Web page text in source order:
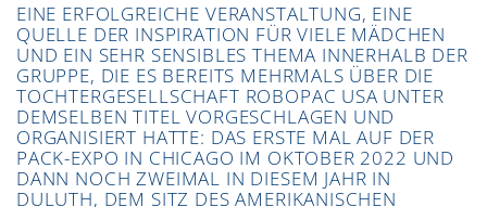
EINE ERFOLGREICHE VERANSTALTUNG, EINE
QUELLE DER INSPIRATION FÜR VIELE MÄDCHEN
UND EIN SEHR SENSIBLES THEMA INNERHALB DER
GRUPPE, DIE ES BEREITS MEHRMALS ÜBER DIE
TOCHTERGESELLSCHAFT ROBOPAC USA UNTER
DEMSELBEN TITEL VORGESCHLAGEN UND
ORGANISIERT HATTE: DAS ERSTE MAL AUF DER
PACK-EXPO IN CHICAGO IM OKTOBER 2022 UND
DANN NOCH ZWEIMAL IN DIESEM JAHR IN
DULUTH, DEM SITZ DES AMERIKANISCHEN